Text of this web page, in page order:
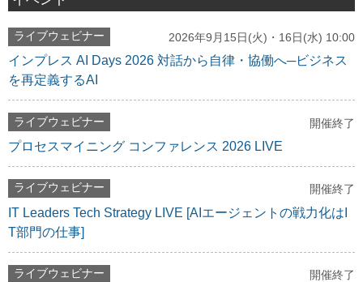
ライブウェビナー 2026年9月15日(火)・16日(水) 10:00
インプレス AI Days 2026 対話から自律・協働へ─ビジネス
を再定義するAI
ライブウェビナー 開催終了
プロセスマイニング コンファレンス 2026 LIVE
ライブウェビナー 開催終了
IT Leaders Tech Strategy LIVE [AIエージェントの戦力化はI
T部門の仕事]
ライブウェビナー 開催終了